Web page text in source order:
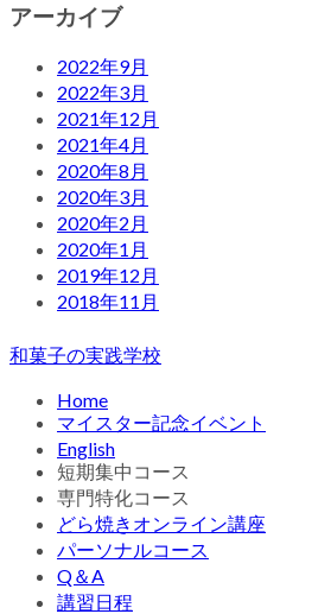
アーカイブ
2022年9月
2022年3月
2021年12月
2021年4月
2020年8月
2020年3月
2020年2月
2020年1月
2019年12月
2018年11月
和菓子の実践学校
Home
マイスター記念イベント
English
短期集中コース
専門特化コース
どら焼きオンライン講座
パーソナルコース
Q＆A
講習日程